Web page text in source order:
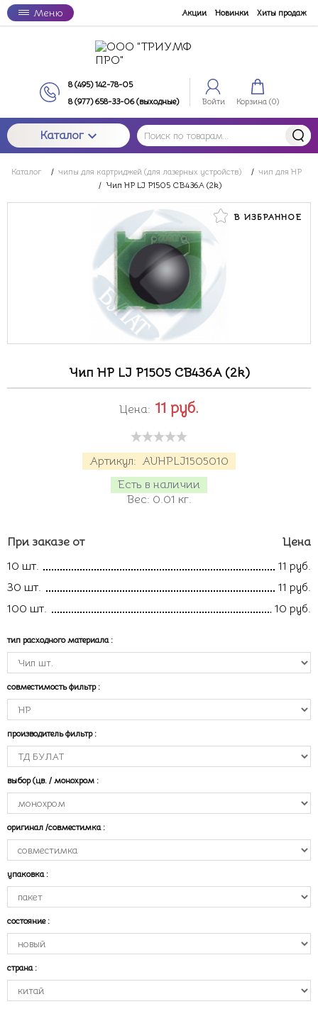
Меню Акции Новинки Хиты продаж
8 (495) 142-78-05
8 (977) 658-33-06 (выходные)
Войти Корзина (0)
Каталог
Каталог / чипы для картриджей (для лазерных устройств) / чип для HP
/ Чип HP LJ P1505 CB436A (2k)
В ИЗБРАННОЕ
Чип HP LJ P1505 CB436A (2k)
Артикул: AUHPLJ1505010
Есть в наличии
Вес: 0.01 кг.
Цена: 11 руб.
При заказе от
Цена
10 шт.
11 руб.
30 шт.
11 руб.
100 шт.
10 руб.
тип расходного материала :
совместимость фильтр :
производитель фильтр :
выбор (цв. / монохром :
оригинал /совместимка :
упаковка :
состояние :
страна :